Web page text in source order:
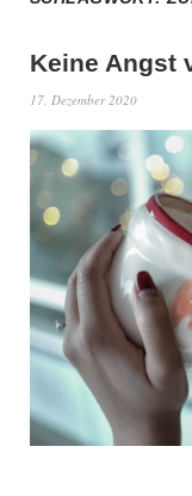
Keine Angst
17. Dezember 2020